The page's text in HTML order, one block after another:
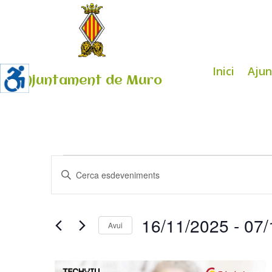
Ajuntament de Muro
Inici
Esdeveniments
Navegació
visual
i
d'Esdeveniments
Introduïu
clau.
per
Avui 16/11/2025 -
date.
List